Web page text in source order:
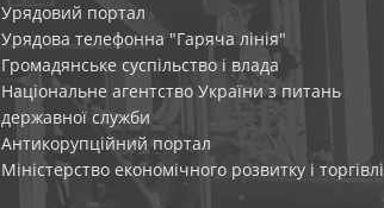
Урядовий портал
Урядова телефонна "Гаряча лінія"
Громадянське суспільство і влада
Національне агентство України з питань
державної служби
Антикорупційний портал
Міністерство економічного розвитку і торгівлі